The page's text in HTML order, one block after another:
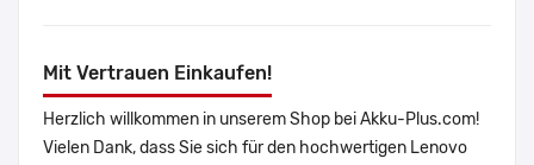
Mit Vertrauen Einkaufen!
Herzlich willkommen in unserem Shop bei Akku-Plus.com!
Vielen Dank, dass Sie sich für den hochwertigen Lenovo